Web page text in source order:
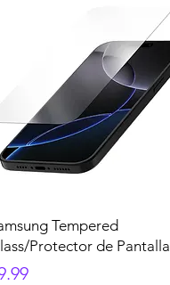
Tempered
Protector de Pantalla